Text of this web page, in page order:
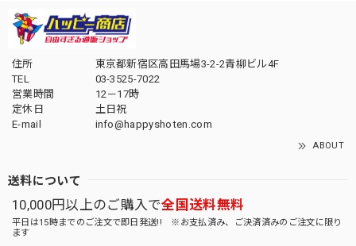
住所
東京都新宿区高田馬場3-2-2青柳ビル4F
TEL
03-3525-7022
営業時間
12－17時
定休日
土日祝
E-mail
info@happyshoten.com
ABOUT
送料について
10,000円以上のご購入で全国送料無料
平日は15時までのご注文で即日発送!! ※お支払済み、ご決済済みのご注文に限り
ます